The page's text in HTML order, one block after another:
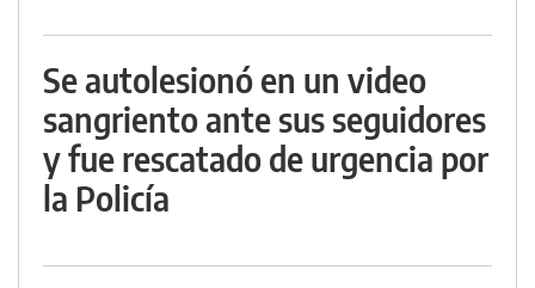
Se autolesionó en un video
sangriento ante sus seguidores
y fue rescatado de urgencia por
la Policía